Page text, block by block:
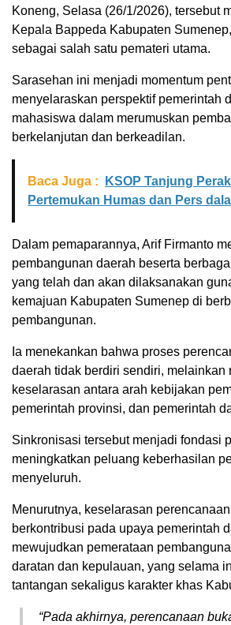
Koneng, Selasa (26/1/2026), tersebut
Kepala Bappeda Kabupaten
sebagai salah satu pemateri utama.
Sarasehan ini menjadi momentum
menyelaraskan perspektif pemerintah
mahasiswa dalam merumuskan
berkelanjutan dan berkeadilan.
Baca Juga :
KSOP Tanjung
Pertemukan Humas dan Pers
Dalam pemaparannya, Arif Firmanto
pembangunan daerah beserta
yang telah dan akan dilaksanakan
kemajuan Kabupaten Sumenep di
pembangunan.
Ia menekankan bahwa proses
daerah tidak berdiri sendiri, melainkan
keselarasan antara arah kebijakan
pemerintah provinsi, dan pemerintah
Sinkronisasi tersebut menjadi fondasi
meningkatkan peluang keberhasilan
menyeluruh.
Menurutnya, keselarasan
berkontribusi pada upaya pemerintah
mewujudkan pemerataan
daratan dan kepulauan, yang selama
tantangan sekaligus karakter khas
“Pada akhirnya, perencanaan